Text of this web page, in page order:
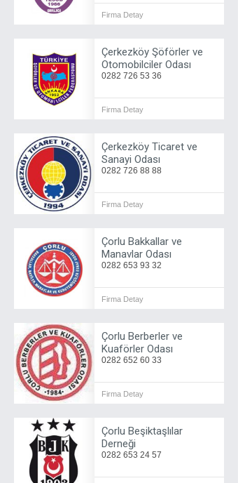
Firma Detay
Çerkezköy Şöförler ve
Otomobilciler Odası
0282 726 53 36
Firma Detay
Çerkezköy Ticaret ve
Sanayi Odası
0282 726 88 88
Firma Detay
Çorlu Bakkallar ve
Manavlar Odası
0282 653 93 32
Firma Detay
Çorlu Berberler ve
Kuaförler Odası
0282 652 60 33
Firma Detay
Çorlu Beşiktaşlılar
Derneği
0282 653 24 57